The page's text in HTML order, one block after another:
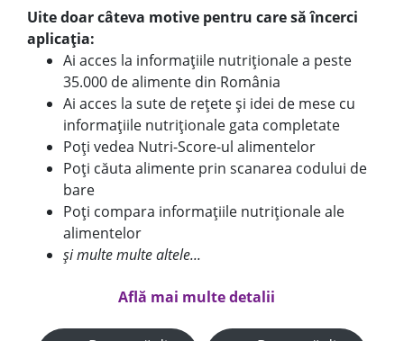
Uite doar câteva motive pentru care să încerci
aplicația:
Ai acces la informațiile nutriționale a peste
35.000 de alimente din România
Ai acces la sute de rețete și idei de mese cu
informațiile nutriționale gata completate
Poți vedea Nutri-Score-ul alimentelor
Poți căuta alimente prin scanarea codului de
bare
Poți compara informațiile nutriționale ale
alimentelor
și multe multe altele...
Află mai multe detalii